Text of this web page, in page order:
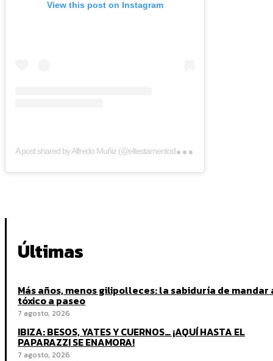
View this post on Instagram
A p
ost shared by Alfredo Muñiz (@eltestamentodelgallo)
Últimas
Más años, menos gilipolleces: la sabiduría de mandar
tóxico a paseo
7 agosto, 2026
IBIZA: BESOS, YATES Y CUERNOS… ¡AQUÍ HASTA EL
PAPARAZZI SE ENAMORA!
7 agosto, 2026